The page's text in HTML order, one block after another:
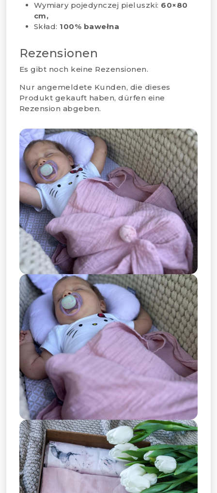
Wymiary pojedynczej pieluszki: 60×80
cm,
Skład: 100% bawełna
Rezensionen
Es gibt noch keine Rezensionen.
Nur angemeldete Kunden, die dieses
Produkt gekauft haben, dürfen eine
Rezension abgeben.